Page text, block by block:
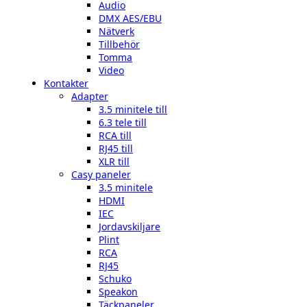
Audio
DMX AES/EBU
Nätverk
Tillbehör
Tomma
Video
Kontakter
Adapter
3.5 minitele till
6.3 tele till
RCA till
RJ45 till
XLR till
Casy paneler
3.5 minitele
HDMI
IEC
Jordavskiljare
Plint
RCA
RJ45
Schuko
Speakon